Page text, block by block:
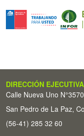
DIRECCIÓN EJECUTIVA
Calle Nueva Uno
San Pedro de La Paz,
(56-41) 285 32 60